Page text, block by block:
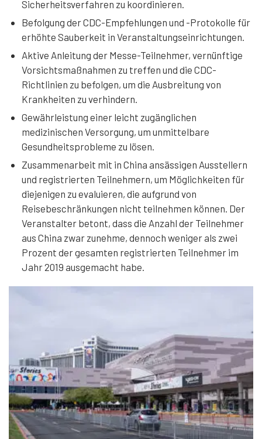
Sicherheitsverfahren zu koordinieren.
Befolgung der CDC-Empfehlungen und -Protokolle für
erhöhte Sauberkeit in Veranstaltungseinrichtungen.
Aktive Anleitung der Messe-Teilnehmer, vernünftige
Vorsichtsmaßnahmen zu treffen und die CDC-
Richtlinien zu befolgen, um die Ausbreitung von
Krankheiten zu verhindern.
Gewährleistung einer leicht zugänglichen
medizinischen Versorgung, um unmittelbare
Gesundheitsprobleme zu lösen.
Zusammenarbeit mit in China ansässigen Ausstellern
und registrierten Teilnehmern, um Möglichkeiten für
diejenigen zu evaluieren, die aufgrund von
Reisebeschränkungen nicht teilnehmen können. Der
Veranstalter betont, dass die Anzahl der Teilnehmer
aus China zwar zunehme, dennoch weniger als zwei
Prozent der gesamten registrierten Teilnehmer im
Jahr 2019 ausgemacht habe.